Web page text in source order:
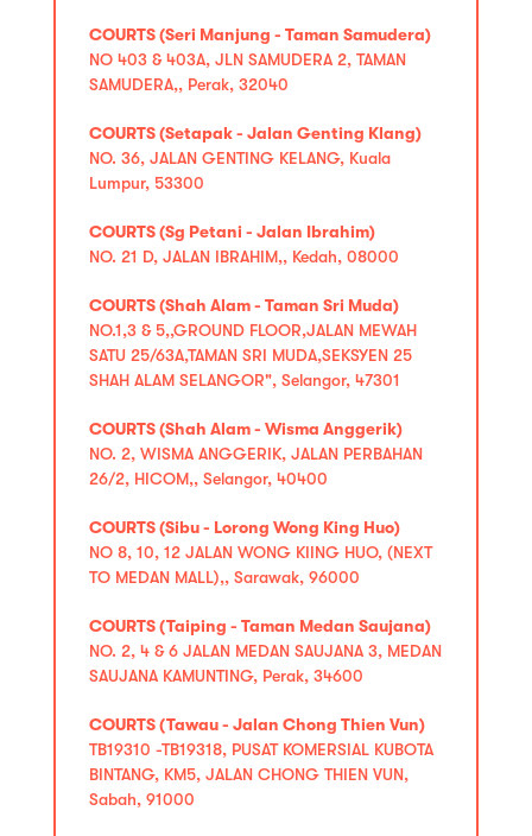
COURTS (Seri Manjung - Taman Samudera)
NO 403 & 403A, JLN SAMUDERA 2, TAMAN
SAMUDERA,, Perak, 32040
COURTS (Setapak - Jalan Genting Klang)
NO. 36, JALAN GENTING KELANG, Kuala
Lumpur, 53300
COURTS (Sg Petani - Jalan Ibrahim)
NO. 21 D, JALAN IBRAHIM,, Kedah, 08000
COURTS (Shah Alam - Taman Sri Muda)
NO.1,3 & 5,,GROUND FLOOR,JALAN MEWAH
SATU 25/63A,TAMAN SRI MUDA,SEKSYEN 25
SHAH ALAM SELANGOR", Selangor, 47301
COURTS (Shah Alam - Wisma Anggerik)
NO. 2, WISMA ANGGERIK, JALAN PERBAHAN
26/2, HICOM,, Selangor, 40400
COURTS (Sibu - Lorong Wong King Huo)
NO 8, 10, 12 JALAN WONG KIING HUO, (NEXT
TO MEDAN MALL),, Sarawak, 96000
COURTS (Taiping - Taman Medan Saujana)
NO. 2, 4 & 6 JALAN MEDAN SAUJANA 3, MEDAN
SAUJANA KAMUNTING, Perak, 34600
COURTS (Tawau - Jalan Chong Thien Vun)
TB19310 -TB19318, PUSAT KOMERSIAL KUBOTA
BINTANG, KM5, JALAN CHONG THIEN VUN,
Sabah, 91000